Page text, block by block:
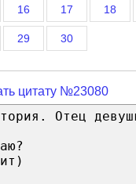
16 17 18
29 30
цитату №23080
Отец